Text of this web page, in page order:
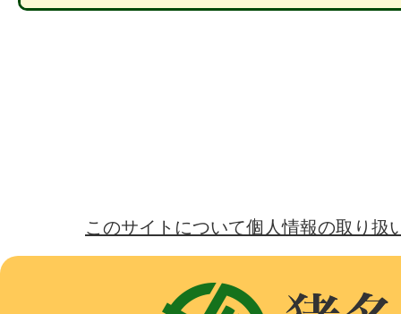
このサイトについて個人情報の取り扱
猪